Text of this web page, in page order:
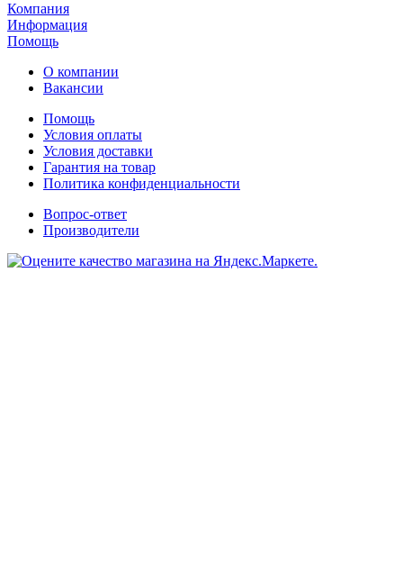
Компания
Информация
Помощь
О компании
Вакансии
Помощь
Условия оплаты
Условия доставки
Гарантия на товар
Политика конфиденциальности
Вопрос-ответ
Производители